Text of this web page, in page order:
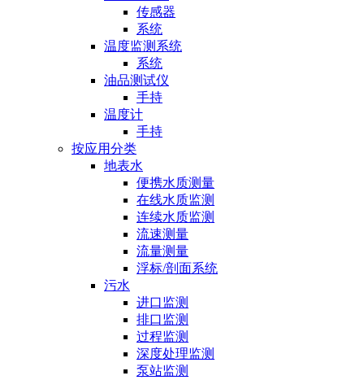
传感器
系统
温度监测系统
系统
油品测试仪
手持
温度计
手持
按应用分类
地表水
便携水质测量
在线水质监测
连续水质监测
流速测量
流量测量
浮标/剖面系统
污水
进口监测
排口监测
过程监测
深度处理监测
泵站监测